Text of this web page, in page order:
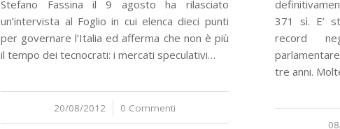
Stefano Fassina il 9 agosto ha rilasciato
un’intervista al Foglio in cui elenca dieci punti
per governare l’Italia ed afferma che non è più
il tempo dei tecnocrati: i mercati speculativi…
20/08/2012
/ 0 Commenti
371 sì. E’
record
tre anni.